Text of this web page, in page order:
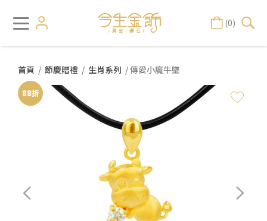
(0)
首頁 / 節慶贈禮 / 生肖系列 / 傳愛小魔牛墜
88折